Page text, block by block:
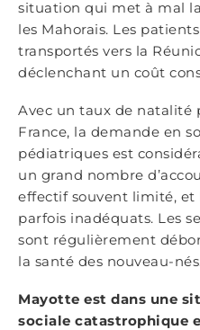
situation qui met à mal
les Mahorais. Les
transportés vers la
déclenchant un coût
Avec un taux de natalité
France, la demande en
pédiatriques est
un grand nombre
effectif souvent limité, et
parfois inadéquats. Les
sont régulièrement
la santé des nouveau-
Mayotte est dans une
sociale catastrophique